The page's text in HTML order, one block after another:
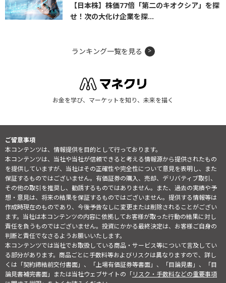
【日本株】株価77倍「第二のキオクシア」を探
せ！次の大化け企業を探...
ランキング一覧を見る
お金を学び、マーケットを知り、未来を描く
ご留意事項
本コンテンツは、情報提供を目的として行っております。
本コンテンツは、当社や当社が信頼できると考える情報源から提供されたもの
を提供していますが、当社はその正確性や完全性について意見を表明し、また
保証するものではございません。有価証券の購入、売却、デリバティブ取引、
その他の取引を推奨し、勧誘するものではありません。また、過去の実績や予
想・意見は、将来の結果を保証するものではございません。提供する情報等は
作成時現在のものであり、今後予告なしに変更または削除されることがござい
ます。当社は本コンテンツの内容に依拠してお客様が取った行動の結果に対し
責任を負うものではございません。投資にかかる最終決定は、お客様ご自身の
判断と責任でなさるようお願いいたします。
本コンテンツでは当社でお取扱している商品・サービス等について言及してい
る部分があります。商品ごとに手数料等およびリスクは異なりますので、詳し
くは「契約締結前交付書面」、「上場有価証券等書面」、「目論見書」、「目
論見書補完書面」または当社ウェブサイトの「リスク・手数料などの重要事項